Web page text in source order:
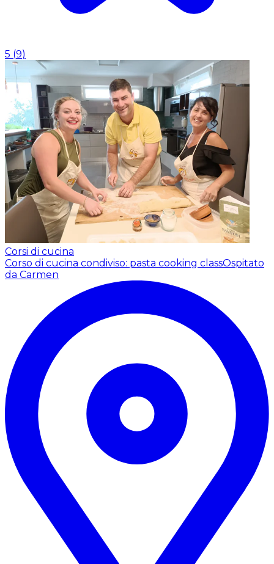
5 (9)
Corsi di cucina
Corso di cucina condiviso: pasta cooking classOspitato
da Carmen